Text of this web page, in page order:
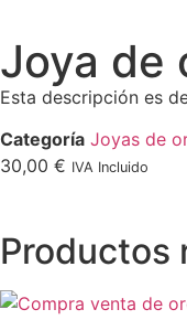
Joya de
Esta descripción es
Categoría Joyas de
30,00 € IVA Incluido
Productos